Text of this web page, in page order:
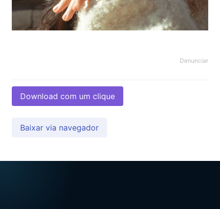
Denunciar
Download com um clique
Baixar via navegador